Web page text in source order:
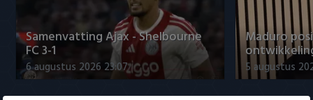
Samenvatting Ajax - Shelbourne
FC 3-1
6 augustus 2026 23:07
Maduro
5 augustus